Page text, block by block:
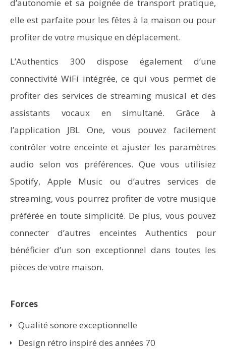
d’autonomie et sa poignée de transport pratique,
elle est parfaite pour les fêtes à la maison ou pour
profiter de votre musique en déplacement.
L’Authentics 300 dispose également d’une
connectivité WiFi intégrée, ce qui vous permet de
profiter des services de streaming musical et des
assistants vocaux en simultané. Grâce à
l’application JBL One, vous pouvez facilement
contrôler votre enceinte et ajuster les paramètres
audio selon vos préférences. Que vous utilisiez
Spotify, Apple Music ou d’autres services de
streaming, vous pourrez profiter de votre musique
préférée en toute simplicité. De plus, vous pouvez
connecter d’autres enceintes Authentics pour
bénéficier d’un son exceptionnel dans toutes les
pièces de votre maison.
Forces
Qualité sonore exceptionnelle
Design rétro inspiré des années 70